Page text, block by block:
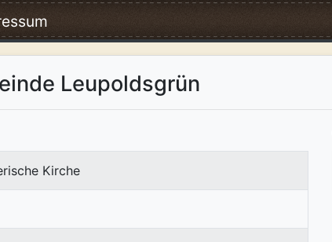
Leupoldsgrün
Kirche